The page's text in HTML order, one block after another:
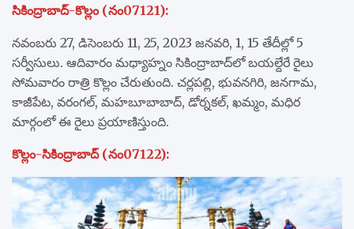
సికింద్రాబాద్‌-కొల్లం (నం07121):
నవంబరు 27, డిసెంబరు 11, 25, 2023 జనవరి, 1, 15 తేదీల్లో 5
సర్వీసులు. ఆదివారం మధ్యాహ్నం సికింద్రాబాద్‌లో బయల్దేరే రైలు
సోమవారం రాత్రి కొల్లం చేరుతుంది. చర్లపల్లి, భువనగిరి, జనగామ,
కాజీపేట, వరంగల్‌, మహబూబాబాద్‌, డోర్నకల్‌, ఖమ్మం, మధిర
మార్గంలో ఈ రైలు ప్రయాణిస్తుంది.
కొల్లం-సికింద్రాబాద్‌ (నం07122):